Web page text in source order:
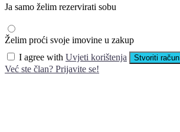
Ja samo želim rezervirati sobu
Želim proći svoje imovine u zakup
I agree with Uvjeti korištenja Stvoriti račun
Već ste član? Prijavite se!